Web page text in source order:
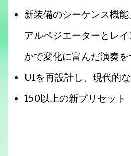
新装備のシーケンス機
アルペジエーターとレ
かで変化に富んだ演奏
UIを再設計し、現代的
150以上の新プリセット